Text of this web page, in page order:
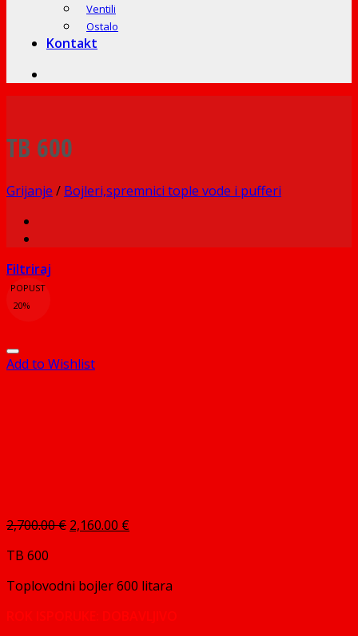
Ventili
Ostalo
Kontakt
TB 600
Grijanje / Bojleri,spremnici tople vode i pufferi
Filtriraj
POPUST
20%
Add to Wishlist
2,700.00€ Izvorna
je:
2,700.00 €.
2,160.00 €
2,160.00 €.
TB 600
Toplovodni bojler 600 litara